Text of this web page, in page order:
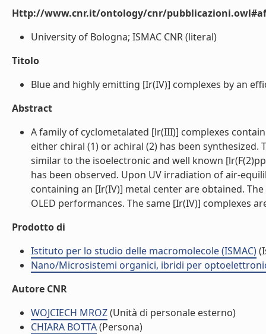
Http://www.cnr.it/ontology/cnr/
University of Bologna; ISMAC CNR (literal)
Titolo
Blue and highly emitting [Ir(IV)] complexes by an
Abstract
A family of cyclometalated [lr(III)] complexes
either chiral (1) or achiral (2) has been
similar to the isoelectronic and well known
has been observed. Upon UV irradiation of air-
containing an [Ir(IV)] metal center are obtained.
OLED performances. The same [Ir(IV)] complexes
Prodotto di
Istituto per lo studio delle macromolecole (ISMAC)
Nano/Microsistemi organici, ibridi per
Autore CNR
WOJCIECH MROZ(Unità di personale esterno)
CHIARA BOTTA(Persona)